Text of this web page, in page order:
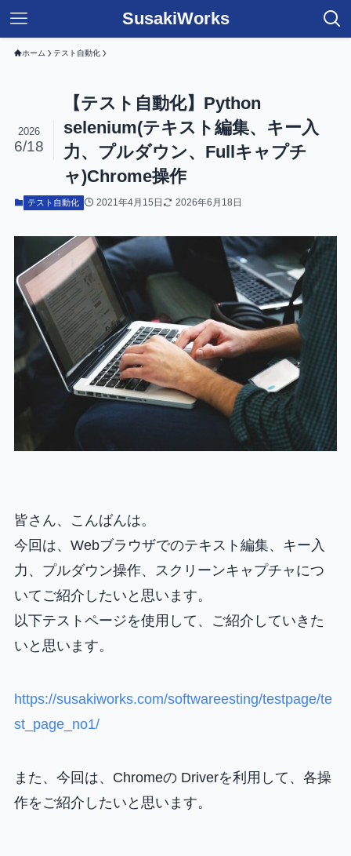
SusakiWorks
ホーム テスト自動化
【テスト自動化】Python
selenium(テキスト編集、キー入
力、プルダウン、Fullキャプチ
ャ)Chrome操作
2026
6/18
テスト自動化 2021年4月15日 2026年6月18日
皆さん、こんばんは。
今回は、Webブラウザでのテキスト編集、キー入
力、プルダウン操作、スクリーンキャプチャにつ
いてご紹介したいと思います。
以下テストページを使用して、ご紹介していきた
いと思います。
https://susakiworks.com/softwareesting/testpage/te
st_page_no1/
また、今回は、Chromeの Driverを利用して、各操
作をご紹介したいと思います。